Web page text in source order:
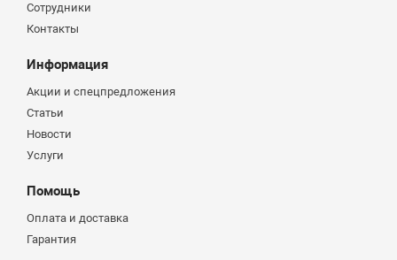
Сотрудники
Контакты
Информация
Акции и спецпредложения
Статьи
Новости
Услуги
Помощь
Оплата и доставка
Гарантия